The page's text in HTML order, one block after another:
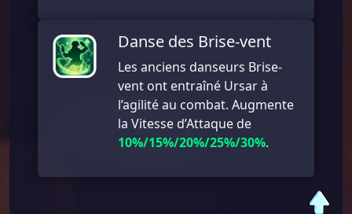
Danse des Brise-vent
Les anciens danseurs Brise-
vent ont entraîné Ursar à
l’agilité au combat. Augmente
la Vitesse d’Attaque de
10%/15%/20%/25%/30%.